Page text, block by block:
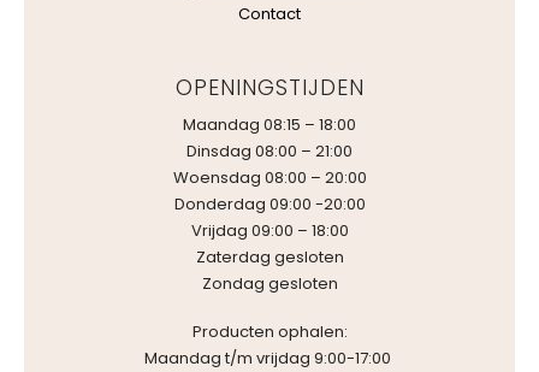
Contact
OPENINGSTIJDEN
Maandag 08:15 – 18:00
Dinsdag 08:00 – 21:00
Woensdag 08:00 – 20:00
Donderdag 09:00 -20:00
Vrijdag 09:00 – 18:00
Zaterdag gesloten
Zondag gesloten
Producten ophalen:
Maandag t/m vrijdag 9:00-17:00